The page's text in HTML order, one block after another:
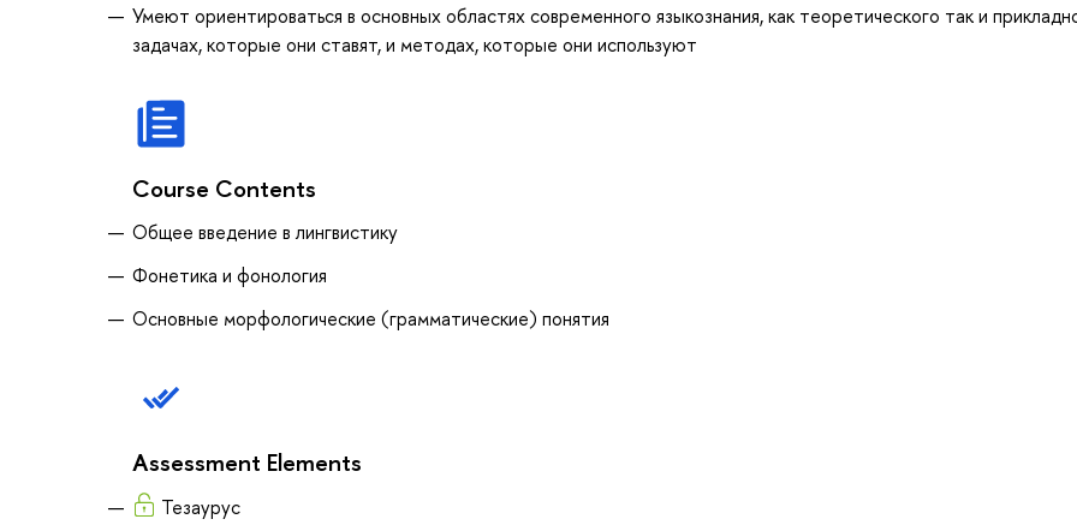
Умеют ориентироваться в основных областях современного языкознания, как теоретического так и
задачах, которые они ставят, и методах, которые они используют
Course Contents
Общее введение в лингвистику
Фонетика и фонология
Основные морфологические (грамматические) понятия
Assessment Elements
Тезаурус